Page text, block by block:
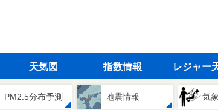
天気図 指数情報 レジャー
PM2.5分布予測 地震情報 気